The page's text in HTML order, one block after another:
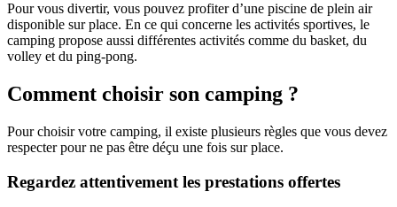
Pour vous divertir, vous pouvez profiter d’une piscine de plein air
disponible sur place. En ce qui concerne les activités sportives, le
camping propose aussi différentes activités comme du basket, du
volley et du ping-pong.
Comment choisir son camping ?
Pour choisir votre camping, il existe plusieurs règles que vous devez
respecter pour ne pas être déçu une fois sur place.
Regardez attentivement les prestations offertes